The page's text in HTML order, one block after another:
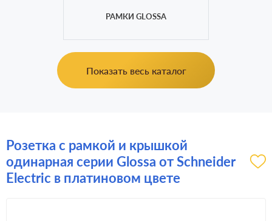
РАМКИ GLOSSA
Показать весь каталог
Розетка с рамкой и крышкой
одинарная серии Glossa от Schneider
Electric в платиновом цвете